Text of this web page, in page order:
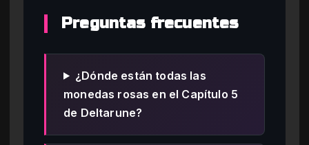
Preguntas frecuentes
¿Dónde están todas las
monedas rosas en el Capítulo 5
de Deltarune?